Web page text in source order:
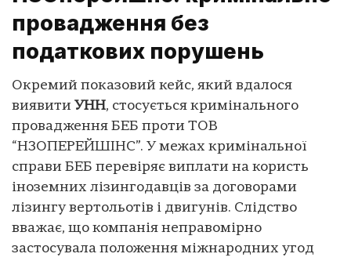
провадження без
податкових порушень
Окремий показовий кейс, який вдалося
виявити УНН, стосується кримінального
провадження БЕБ проти ТОВ
“Н3ОПЕРЕЙШІНС”. У межах кримінальної
справи БЕБ перевіряє виплати на користь
іноземних лізингодавців за договорами
лізингу вертольотів і двигунів. Слідство
вважає, що компанія неправомірно
застосувала положення міжнародних угод